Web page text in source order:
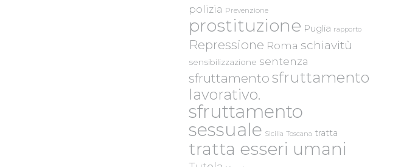
polizia Prevenzione
prostituzione Puglia rapporto
Repressione Roma schiavitù
sensibilizzazione sentenza
sfruttamento sfruttamento
lavorativo.
sfruttamento
sessuale Sicilia Toscana tratta
tratta esseri umani